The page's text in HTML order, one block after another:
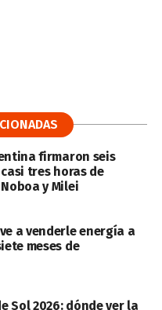
firmaron seis
tres horas de
y Milei
a venderle energía a
meses de
Sol 2026: dónde ver la